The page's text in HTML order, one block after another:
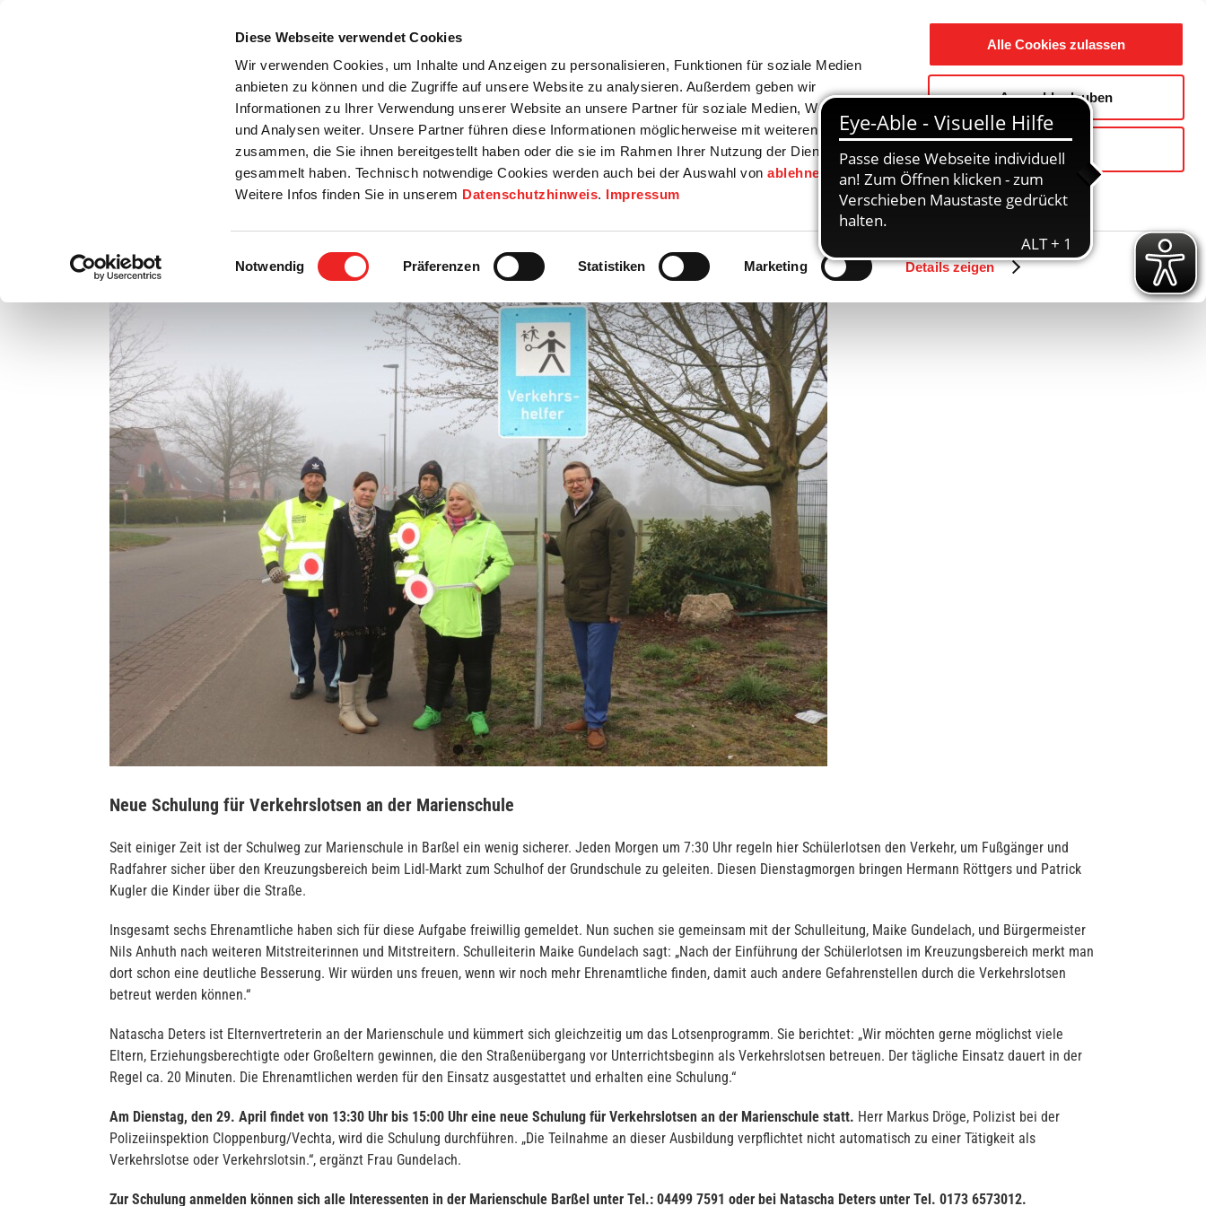
Diese Webseite verwendet Cookies
Wir verwenden Cookies, um Inhalte und Anzeigen zu personalisieren, Funktionen für soziale Medien
anbieten zu können und die Zugriffe auf unsere Website zu analysieren. Außerdem geben wir
Informationen zu Ihrer Verwendung unserer Website an unsere Partner für soziale Medien, Werbung
und Analysen weiter. Unsere Partner führen diese Informationen möglicherweise mit weiteren Daten
zusammen, die Sie ihnen bereitgestellt haben oder die sie im Rahmen Ihrer Nutzung der Dienste
gesammelt haben. Technisch notwendige Cookies werden auch bei der Auswahl vonablehnen
gesetzt.
Weitere Infos finden Sie in unserem Datenschutzhinweis. Impressum
Einwilligungsauswahl
Notwendig Präferenzen Statistiken Marketing Details zeigen
Alle Cookies zulassen
Auswahl erlauben
Ablehnen
Startseite
Bürgerservice Rats- / Bürgerinfo Wirtschaft / Wohnen Bildung / Soziales Touristik / Freizeit Gemeinde / Geschichte
Zurück
Sicher auf dem Schulweg
grösseres
Bild
Neue Schulung für Verkehrslotsen an der Marienschule
Seit einiger Zeit ist der Schulweg zur Marienschule in Barßel ein wenig sicherer. Jeden Morgen um 7:30 Uhr regeln hier Schülerlotsen den Verkehr, um Fußgänger und
Radfahrer sicher über den Kreuzungsbereich beim Lidl-Markt zum Schulhof der Grundschule zu geleiten. Diesen Dienstagmorgen bringen Hermann Röttgers und Patrick
Kugler die Kinder über die Straße.
Insgesamt sechs Ehrenamtliche haben sich für diese Aufgabe freiwillig gemeldet. Nun suchen sie gemeinsam mit der Schulleitung, Maike Gundelach, und Bürgermeister
Nils Anhuth nach weiteren Mitstreiterinnen und Mitstreitern. Schulleiterin Maike Gundelach sagt: „Nach der Einführung der Schülerlotsen im Kreuzungsbereich merkt man
dort schon eine deutliche Besserung. Wir würden uns freuen, wenn wir noch mehr Ehrenamtliche finden, damit auch andere Gefahrenstellen durch die Verkehrslotsen
betreut werden können.“
Natascha Deters ist Elternvertreterin an der Marienschule und kümmert sich gleichzeitig um das Lotsenprogramm. Sie berichtet: „Wir möchten gerne möglichst viele
Eltern, Erziehungsberechtigte oder Großeltern gewinnen, die den Straßenübergang vor Unterrichtsbeginn als Verkehrslotsen betreuen. Der tägliche Einsatz dauert in der
Regel ca. 20 Minuten. Die Ehrenamtlichen werden für den Einsatz ausgestattet und erhalten eine Schulung.“
Am Dienstag, den 29. April findet von 13:30 Uhr bis 15:00 Uhr eine neue Schulung für Verkehrslotsen an der Marienschule statt. Herr Markus Dröge, Polizist bei der
Polizeiinspektion Cloppenburg/Vechta, wird die Schulung durchführen. „Die Teilnahme an dieser Ausbildung verpflichtet nicht automatisch zu einer Tätigkeit als
Verkehrslotse oder Verkehrslotsin.“, ergänzt Frau Gundelach.
Zur Schulung anmelden können sich alle Interessenten in der Marienschule Barßel unter Tel.: 04499 7591 oder bei Natascha Deters unter Tel. 0173 6573012.